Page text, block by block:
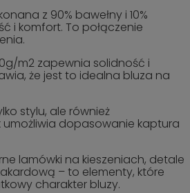
z 90% bawełny i 10%
i komfort. To połączenie
m2 zapewnia solidność i
że jest to idealna bluza na
stylu, ale również
umożliwia dopasowanie kaptura
lamówki na kieszeniach, detale
– to elementy, które
charakter bluzy.